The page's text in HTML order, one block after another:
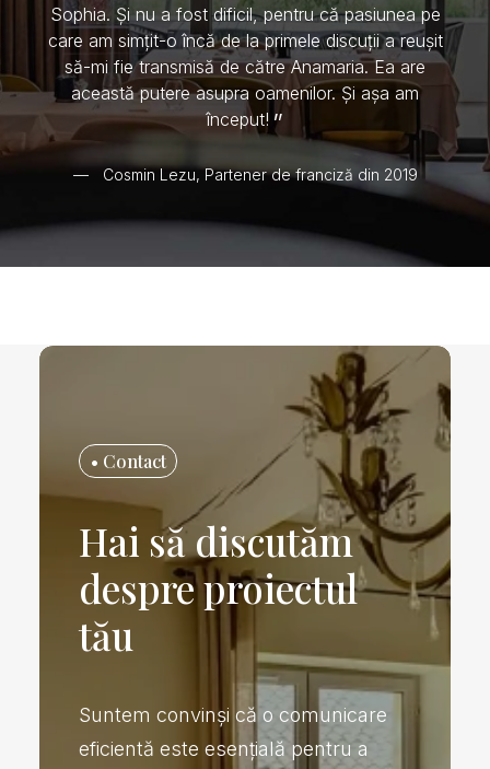
Sophia. Și nu a fost dificil, pentru că pasiunea pe
care am simțit-o încă de la primele discuții a reușit
să-mi fie transmisă de către Anamaria. Ea are
această putere asupra oamenilor. Și așa am
început!
Cosmin Lezu, Partener de franciză din 2019
• Contact
Hai să discutăm
despre proiectul
tău
Suntem convinși că o comunicare
eficientă este esențială pentru a